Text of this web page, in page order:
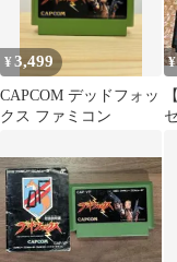
¥3,499
CAPCOM デッドフォッ
クス ファミコン
¥